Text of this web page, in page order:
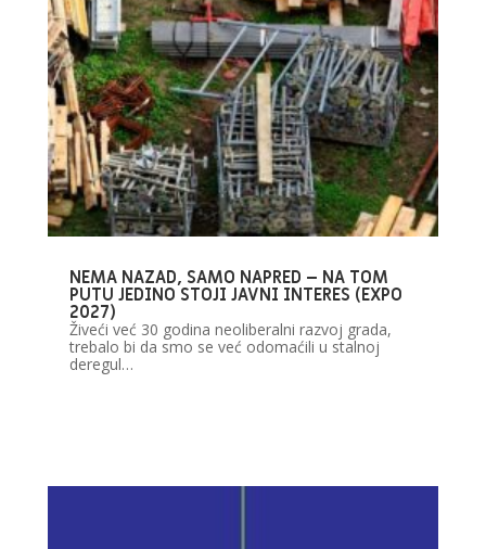
NEMA NAZAD, SAMO NAPRED – NA TOM
PUTU JEDINO STOJI JAVNI INTERES (EXPO
2027)
Živeći već 30 godina neoliberalni razvoj grada,
trebalo bi da smo se već odomaćili u stalnoj
deregul…